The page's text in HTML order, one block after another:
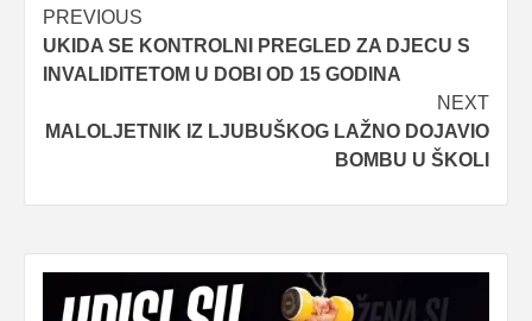
Post
navigation
PREVIOUS
UKIDA SE KONTROLNI PREGLED ZA DJECU S
INVALIDITETOM U DOBI OD 15 GODINA
NEXT
MALOLJETNIK IZ LJUBUŠKOG LAŽNO DOJAVIO
BOMBU U ŠKOLI